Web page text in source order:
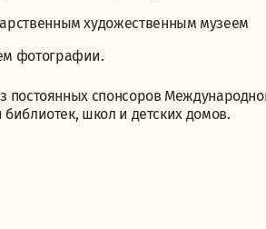
художественным музеем
фотографии.
спонсоров
школ и детских домов.